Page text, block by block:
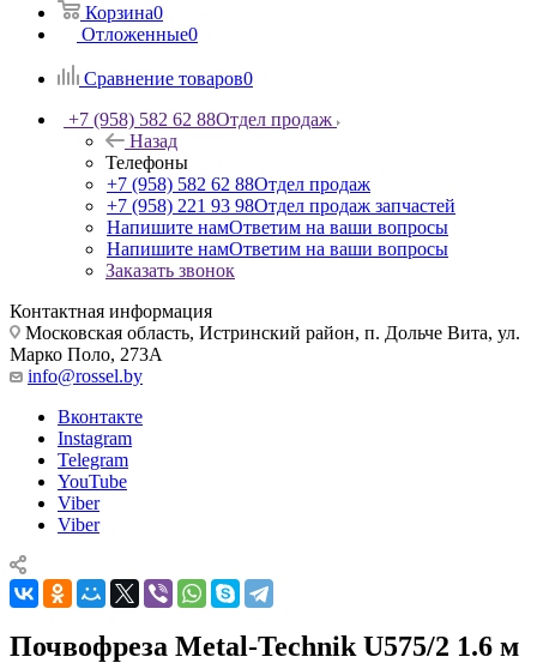
Корзина0
Отложенные0
Сравнение товаров0
+7 (958) 582 62 88Отдел продаж
Назад
Телефоны
+7 (958) 582 62 88Отдел продаж
+7 (958) 221 93 98Отдел продаж запчастей
Напишите намОтветим на ваши вопросы
Напишите намОтветим на ваши вопросы
Заказать звонок
Контактная информация
Московская область, Истринский район, п. Дольче Вита, ул.
Марко Поло, 273А
info@rossel.by
Вконтакте
Instagram
Telegram
YouTube
Viber
Viber
Почвофреза Metal-Technik U575/2 1.6 м